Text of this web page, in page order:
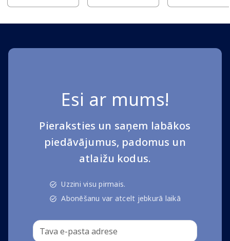
Esi ar mums!
Pieraksties un saņem labākos
piedāvājumus, padomus un
atlaižu kodus.
Uzzini visu pirmais.
Abonēšanu var atcelt jebkurā laikā